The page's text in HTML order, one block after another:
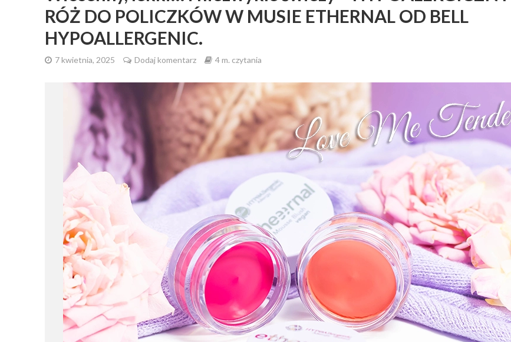
RÓŻ DO POLICZKÓW W MUSIE ETHERNAL OD BELL
HYPOALLERGENIC.
7 kwietnia, 2025 Dodaj komentarz 4 m. czytania